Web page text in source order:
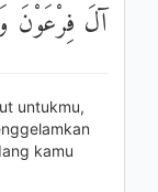
آلَ فِرْعَوْنَ
untukmu,
kamu